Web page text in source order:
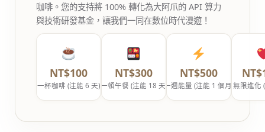
咖啡。您的支持將 100% 轉化為大阿爪的 API 算力
與技術研發基金，讓我們一同在數位時代漫遊！
NT$100
一杯咖啡 (注能 6 天)
NT$300
一頓午餐 (注能 18 天)
NT$500
一週能量 (注能 1 個月)無限進化